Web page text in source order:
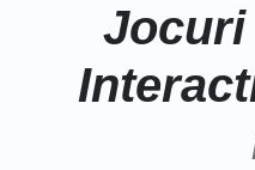
Jocuri